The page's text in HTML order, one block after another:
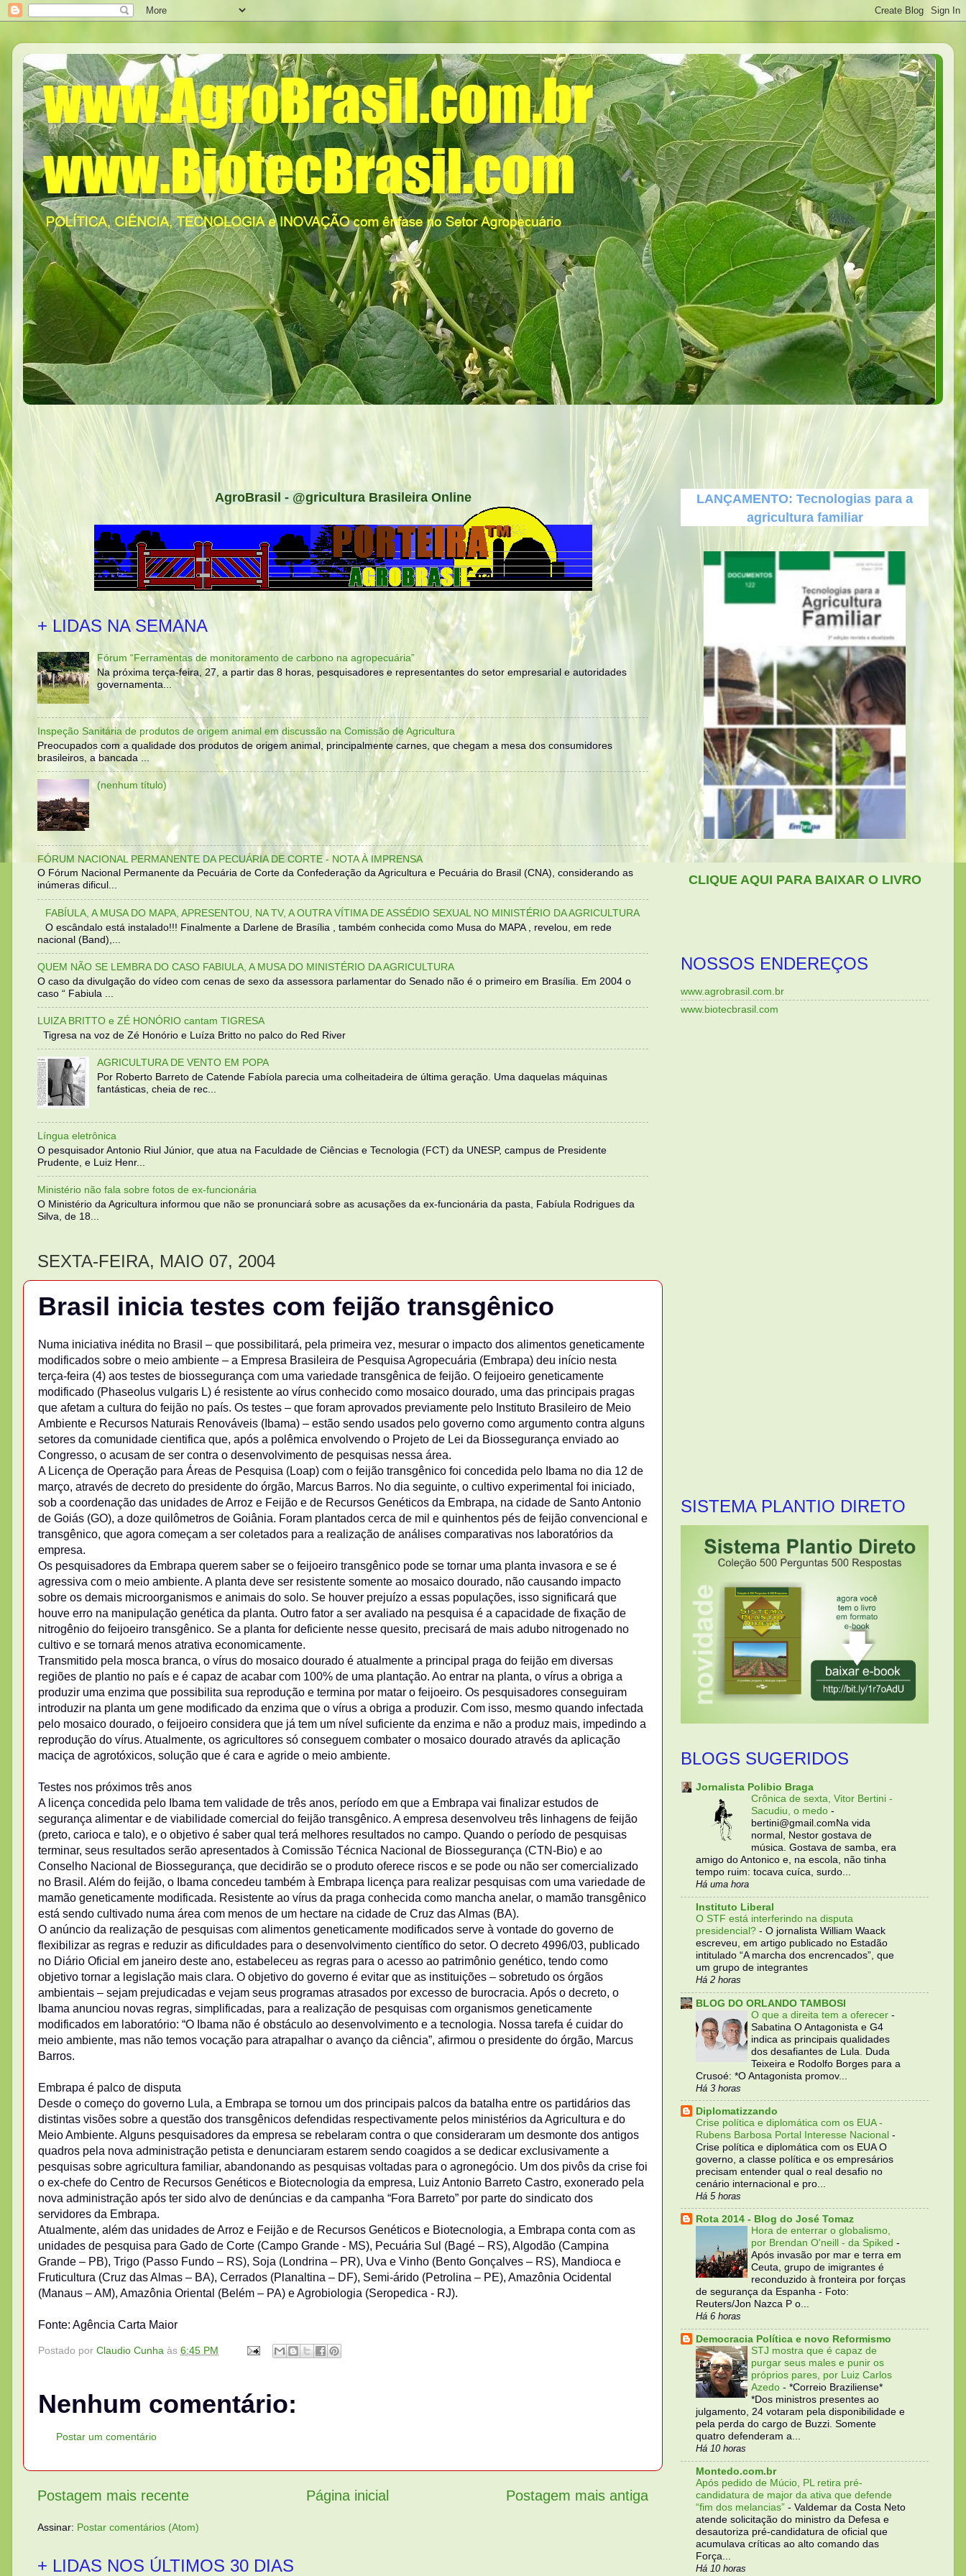
AgroBrasil - @gricultura Brasileira Online
+ LIDAS NA SEMANA
Fórum “Ferramentas de monitoramento de carbono na agropecuária”
Na próxima terça-feira, 27, a partir das 8 horas, pesquisadores e representantes do setor empresarial e autoridades
governamenta...
Inspeção Sanitária de produtos de origem animal em discussão na Comissão de Agricultura
Preocupados com a qualidade dos produtos de origem animal, principalmente carnes, que chegam a mesa dos consumidores
brasileiros, a bancada ...
(nenhum título)
FÓRUM NACIONAL PERMANENTE DA PECUÁRIA DE CORTE - NOTA À IMPRENSA
O Fórum Nacional Permanente da Pecuária de Corte da Confederação da Agricultura e Pecuária do Brasil (CNA), considerando as
inúmeras dificul...
FABÍULA, A MUSA DO MAPA, APRESENTOU, NA TV, A OUTRA VÍTIMA DE ASSÉDIO SEXUAL NO MINISTÉRIO DA AGRICULTURA
O escândalo está instalado!!! Finalmente a Darlene de Brasília , também conhecida como Musa do MAPA , revelou, em rede
nacional (Band),...
QUEM NÃO SE LEMBRA DO CASO FABIULA, A MUSA DO MINISTÉRIO DA AGRICULTURA
O caso da divulgação do vídeo com cenas de sexo da assessora parlamentar do Senado não é o primeiro em Brasília. Em 2004 o
caso “ Fabiula ...
LUIZA BRITTO e ZÉ HONÓRIO cantam TIGRESA
Tigresa na voz de Zé Honório e Luíza Britto no palco do Red River
AGRICULTURA DE VENTO EM POPA
Por Roberto Barreto de Catende Fabíola parecia uma colheitadeira de última geração. Uma daquelas máquinas
fantásticas, cheia de rec...
Língua eletrônica
O pesquisador Antonio Riul Júnior, que atua na Faculdade de Ciências e Tecnologia (FCT) da UNESP, campus de Presidente
Prudente, e Luiz Henr...
Ministério não fala sobre fotos de ex-funcionária
O Ministério da Agricultura informou que não se pronunciará sobre as acusações da ex-funcionária da pasta, Fabíula Rodrigues da
Silva, de 18...
SEXTA-FEIRA, MAIO 07, 2004
Brasil inicia testes com feijão transgênico
Numa iniciativa inédita no Brasil – que possibilitará, pela primeira vez, mesurar o impacto dos alimentos geneticamente
modificados sobre o meio ambiente – a Empresa Brasileira de Pesquisa Agropecuária (Embrapa) deu início nesta
terça-feira (4) aos testes de biossegurança com uma variedade transgênica de feijão. O feijoeiro geneticamente
modificado (Phaseolus vulgaris L) é resistente ao vírus conhecido como mosaico dourado, uma das principais pragas
que afetam a cultura do feijão no país. Os testes – que foram aprovados previamente pelo Instituto Brasileiro de Meio
Ambiente e Recursos Naturais Renováveis (Ibama) – estão sendo usados pelo governo como argumento contra alguns
setores da comunidade cientifica que, após a polêmica envolvendo o Projeto de Lei da Biossegurança enviado ao
Congresso, o acusam de ser contra o desenvolvimento de pesquisas nessa área.
A Licença de Operação para Áreas de Pesquisa (Loap) com o feijão transgênico foi concedida pelo Ibama no dia 12 de
março, através de decreto do presidente do órgão, Marcus Barros. No dia seguinte, o cultivo experimental foi iniciado,
sob a coordenação das unidades de Arroz e Feijão e de Recursos Genéticos da Embrapa, na cidade de Santo Antonio
de Goiás (GO), a doze quilômetros de Goiânia. Foram plantados cerca de mil e quinhentos pés de feijão convencional e
transgênico, que agora começam a ser coletados para a realização de análises comparativas nos laboratórios da
empresa.
Os pesquisadores da Embrapa querem saber se o feijoeiro transgênico pode se tornar uma planta invasora e se é
agressiva com o meio ambiente. A planta deve ser resistente somente ao mosaico dourado, não causando impacto
sobre os demais microorganismos e animais do solo. Se houver prejuízo a essas populações, isso significará que
houve erro na manipulação genética da planta. Outro fator a ser avaliado na pesquisa é a capacidade de fixação de
nitrogênio do feijoeiro transgênico. Se a planta for deficiente nesse quesito, precisará de mais adubo nitrogenado no
cultivo e se tornará menos atrativa economicamente.
Transmitido pela mosca branca, o vírus do mosaico dourado é atualmente a principal praga do feijão em diversas
regiões de plantio no país e é capaz de acabar com 100% de uma plantação. Ao entrar na planta, o vírus a obriga a
produzir uma enzima que possibilita sua reprodução e termina por matar o feijoeiro. Os pesquisadores conseguiram
introduzir na planta um gene modificado da enzima que o vírus a obriga a produzir. Com isso, mesmo quando infectada
pelo mosaico dourado, o feijoeiro considera que já tem um nível suficiente da enzima e não a produz mais, impedindo a
reprodução do vírus. Atualmente, os agricultores só conseguem combater o mosaico dourado através da aplicação
maciça de agrotóxicos, solução que é cara e agride o meio ambiente.
Testes nos próximos três anos
A licença concedida pelo Ibama tem validade de três anos, período em que a Embrapa vai finalizar estudos de
segurança alimentar e de viabilidade comercial do feijão transgênico. A empresa desenvolveu três linhagens de feijão
(preto, carioca e talo), e o objetivo é saber qual terá melhores resultados no campo. Quando o período de pesquisas
terminar, seus resultados serão apresentados à Comissão Técnica Nacional de Biossegurança (CTN-Bio) e ao
Conselho Nacional de Biossegurança, que decidirão se o produto oferece riscos e se pode ou não ser comercializado
no Brasil. Além do feijão, o Ibama concedeu também à Embrapa licença para realizar pesquisas com uma variedade de
mamão geneticamente modificada. Resistente ao vírus da praga conhecida como mancha anelar, o mamão transgênico
está sendo cultivado numa área com menos de um hectare na cidade de Cruz das Almas (BA).
O anúncio da realização de pesquisas com alimentos geneticamente modificados serve à vontade do governo de
flexibilizar as regras e reduzir as dificuldades para o desenvolvimento científico do setor. O decreto 4996/03, publicado
no Diário Oficial em janeiro deste ano, estabeleceu as regras para o acesso ao patrimônio genético, tendo como
objetivo tornar a legislação mais clara. O objetivo do governo é evitar que as instituições – sobretudo os órgãos
ambientais – sejam prejudicadas e vejam seus programas atrasados por excesso de burocracia. Após o decreto, o
Ibama anunciou novas regras, simplificadas, para a realização de pesquisas com organismos geneticamente
modificados em laboratório: “O Ibama não é obstáculo ao desenvolvimento e a tecnologia. Nossa tarefa é cuidar do
meio ambiente, mas não temos vocação para atrapalhar o avanço da ciência”, afirmou o presidente do órgão, Marcus
Barros.
Embrapa é palco de disputa
Desde o começo do governo Lula, a Embrapa se tornou um dos principais palcos da batalha entre os partidários das
distintas visões sobre a questão dos transgênicos defendidas respectivamente pelos ministérios da Agricultura e do
Meio Ambiente. Alguns pesquisadores da empresa se rebelaram contra o que consideraram um desmonte dos antigos
quadros pela nova administração petista e denunciaram estarem sendo coagidos a se dedicar exclusivamente a
pesquisas sobre agricultura familiar, abandonando as pesquisas voltadas para o agronegócio. Um dos pivôs da crise foi
o ex-chefe do Centro de Recursos Genéticos e Biotecnologia da empresa, Luiz Antonio Barreto Castro, exonerado pela
nova administração após ter sido alvo de denúncias e da campanha “Fora Barreto” por parte do sindicato dos
servidores da Embrapa.
Atualmente, além das unidades de Arroz e Feijão e de Recursos Genéticos e Biotecnologia, a Embrapa conta com as
unidades de pesquisa para Gado de Corte (Campo Grande - MS), Pecuária Sul (Bagé – RS), Algodão (Campina
Grande – PB), Trigo (Passo Fundo – RS), Soja (Londrina – PR), Uva e Vinho (Bento Gonçalves – RS), Mandioca e
Fruticultura (Cruz das Almas – BA), Cerrados (Planaltina – DF), Semi-árido (Petrolina – PE), Amazônia Ocidental
(Manaus – AM), Amazônia Oriental (Belém – PA) e Agrobiologia (Seropedica - RJ).
Fonte: Agência Carta Maior
Postado por Claudio Cunha às 6:45 PM
Nenhum comentário:
Postar um comentário
Postagem mais recente Postagem mais antiga
Página inicial
Assinar: Postar comentários (Atom)
+ LIDAS NOS ÚLTIMOS 30 DIAS
LANÇAMENTO: Tecnologias para a
agricultura familiar
CLIQUE AQUI PARA BAIXAR O LIVRO
NOSSOS ENDEREÇOS
www.agrobrasil.com.br
www.biotecbrasil.com
SISTEMA PLANTIO DIRETO
BLOGS SUGERIDOS
Jornalista Polibio Braga
Crônica de sexta, Vitor Bertini -
Sacudiu, o medo -
bertini@gmail.comNa vida
normal, Nestor gostava de
música. Gostava de samba, era
amigo do Antonico e, na escola, não tinha
tempo ruim: tocava cuíca, surdo...
Há uma hora
Instituto Liberal
O STF está interferindo na disputa
presidencial? - O jornalista William Waack
escreveu, em artigo publicado no Estadão
intitulado “A marcha dos encrencados”, que
um grupo de integrantes
Há 2 horas
BLOG DO ORLANDO TAMBOSI
O que a direita tem a oferecer -
Sabatina O Antagonista e G4
indica as principais qualidades
dos desafiantes de Lula. Duda
Teixeira e Rodolfo Borges para a
Crusoé: *O Antagonista promov...
Há 3 horas
Diplomatizzando
Crise política e diplomática com os EUA -
Rubens Barbosa Portal Interesse Nacional -
Crise política e diplomática com os EUA O
governo, a classe política e os empresários
precisam entender qual o real desafio no
cenário internacional e pro...
Há 5 horas
Rota 2014 - Blog do José Tomaz
Hora de enterrar o globalismo,
por Brendan O'neill - da Spiked -
Após invasão por mar e terra em
Ceuta, grupo de imigrantes é
reconduzido à fronteira por forças
de segurança da Espanha - Foto:
Reuters/Jon Nazca P o...
Há 6 horas
Democracia Política e novo Reformismo
STJ mostra que é capaz de
purgar seus males e punir os
próprios pares, por Luiz Carlos
Azedo - *Correio Braziliense*
*Dos ministros presentes ao
julgamento, 24 votaram pela disponibilidade e
pela perda do cargo de Buzzi. Somente
quatro defenderam a...
Há 10 horas
Montedo.com.br
Após pedido de Múcio, PL retira pré-
candidatura de major da ativa que defende
“fim dos melancias” - Valdemar da Costa Neto
atende solicitação do ministro da Defesa e
desautoriza pré-candidatura de oficial que
acumulava críticas ao alto comando das
Força...
Há 10 horas